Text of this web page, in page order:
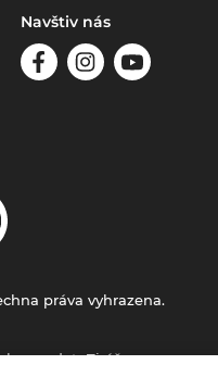
Navštiv nás
dat Tiráž
práva vyhrazena.